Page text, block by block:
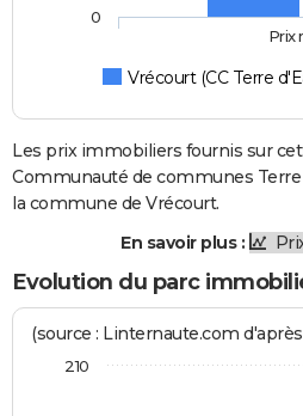
Vrécourt (CC Terre
Prix
0
Les prix immobiliers fournis sur
Communauté de communes Terre
la commune de Vrécourt.
En savoir plus :
Evolution du parc
(source : Linternaute.com
210